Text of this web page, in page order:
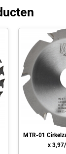
MTR-01
x